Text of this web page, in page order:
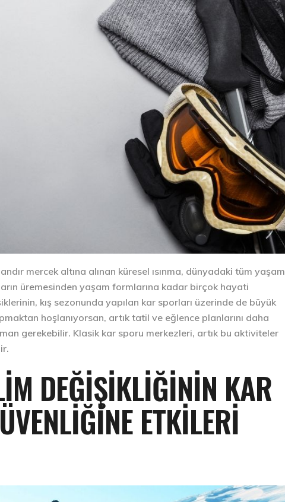
mercek altına alınan küresel ısınma, dünyadaki tüm yaşam
üremesinden yaşam formlarına kadar birçok hayati
kış sezonunda yapılan kar sporları üzerinde de büyük
hoşlanıyorsan, artık tatil ve eğlence planlarını daha
gerekebilir. Klasik kar sporu merkezleri, artık bu aktiviteler
DEĞIŞIKLIĞININ KAR
ETKILERI